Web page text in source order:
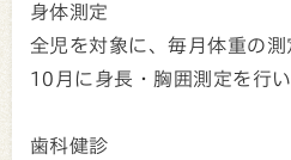
身体測定
全児を対象に、毎月体重の測
10月に身長・胸囲測定を行い
歯科健診